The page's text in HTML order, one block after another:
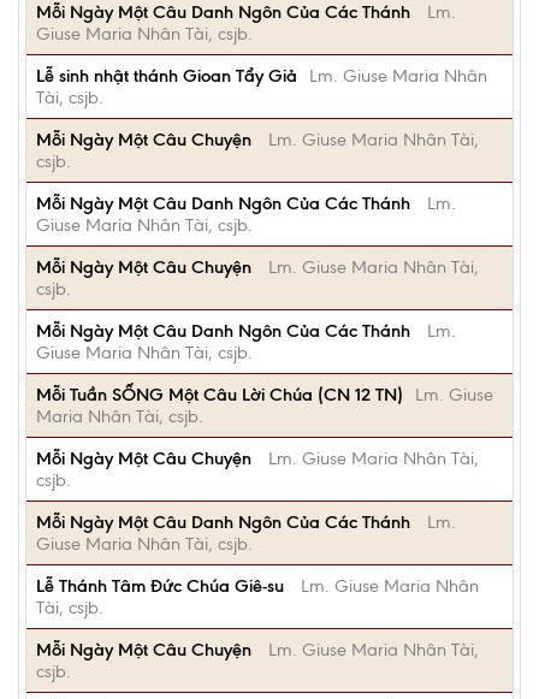
Mỗi Ngày Một Câu Danh Ngôn Của Các Thánh
Lm.
Giuse Maria Nhân Tài, csjb.
Lễ sinh nhật thánh Gioan Tẩy Giả
Lm. Giuse Maria Nhân
Tài, csjb.
Mỗi Ngày Một Câu Chuyện
Lm. Giuse Maria Nhân Tài,
csjb.
Mỗi Ngày Một Câu Danh Ngôn Của Các Thánh
Lm.
Giuse Maria Nhân Tài, csjb.
Mỗi Ngày Một Câu Chuyện
Lm. Giuse Maria Nhân Tài,
csjb.
Mỗi Ngày Một Câu Danh Ngôn Của Các Thánh
Lm.
Giuse Maria Nhân Tài, csjb.
Mỗi Tuần SỐNG Một Câu Lời Chúa (CN 12 TN)
Lm. Giuse
Maria Nhân Tài, csjb.
Mỗi Ngày Một Câu Chuyện
Lm. Giuse Maria Nhân Tài,
csjb.
Mỗi Ngày Một Câu Danh Ngôn Của Các Thánh
Lm.
Giuse Maria Nhân Tài, csjb.
Lễ Thánh Tâm Đức Chúa Giê-su
Lm. Giuse Maria Nhân
Tài, csjb.
Mỗi Ngày Một Câu Chuyện
Lm. Giuse Maria Nhân Tài,
csjb.